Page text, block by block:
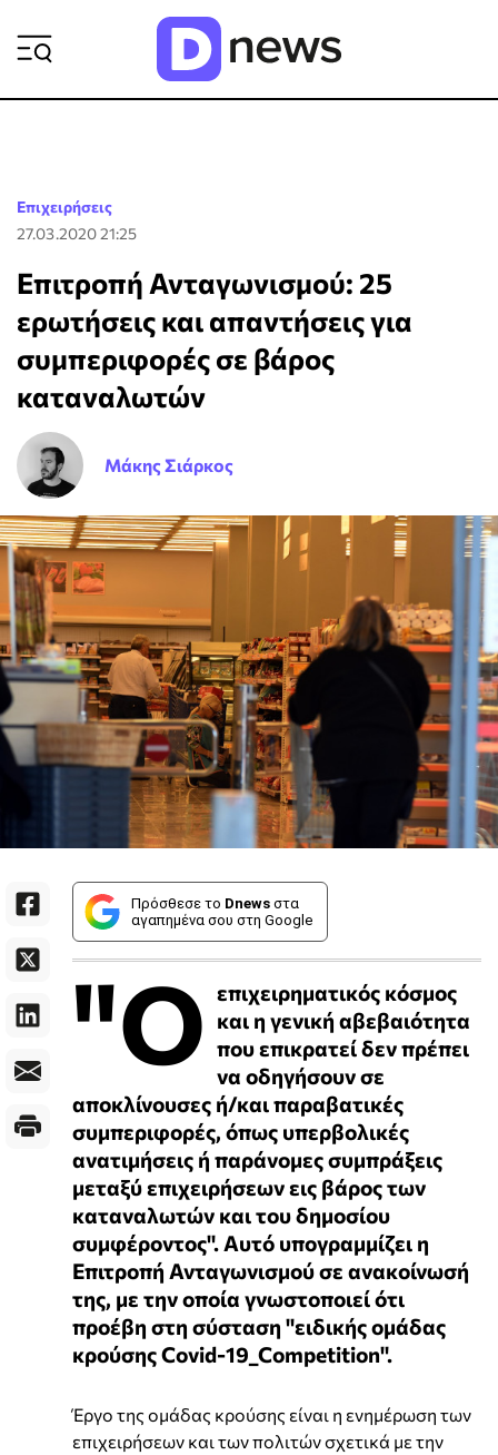
Επιχειρήσεις
27.03.2020 21:25
Επιτροπή Ανταγωνισμού: 25
ερωτήσεις και απαντήσεις για
συμπεριφορές σε βάρος
καταναλωτών
Μάκης Σιάρκος
Πρόσθεσε το Dnews στα
αγαπημένα σου στη Google
"Ο επιχειρηματικός κόσμος
και η γενική αβεβαιότητα
που επικρατεί δεν πρέπει
να οδηγήσουν σε
αποκλίνουσες ή/και παραβατικές
συμπεριφορές, όπως υπερβολικές
ανατιμήσεις ή παράνομες συμπράξεις
μεταξύ επιχειρήσεων εις βάρος των
καταναλωτών και του δημοσίου
συμφέροντος". Αυτό υπογραμμίζει η
Επιτροπή Ανταγωνισμού σε ανακοίνωσή
της, με την οποία γνωστοποιεί ότι
προέβη στη σύσταση "ειδικής ομάδας
κρούσης Covid-19_Competition".
Έργο της ομάδας κρούσης είναι η ενημέρωση των
επιχειρήσεων και των πολιτών σχετικά με την